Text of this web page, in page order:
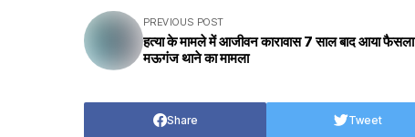
PREVIOUS POST
हत्या के मामले में आजीवन कारावास 7 साल बाद आया फैसला
मऊगंज थाने का मामला
Share Tweet